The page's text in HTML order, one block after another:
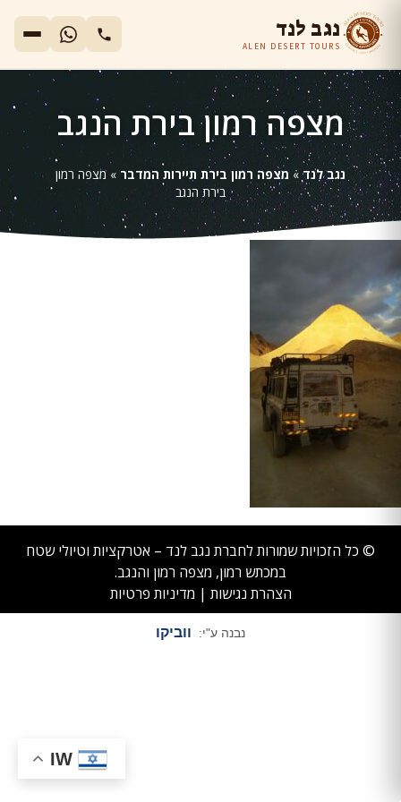
נגב לנד
ALEN DESERT TOURS
מצפה רמון בירת הנגב
נגב לנד» מצפה רמון בירת תיירות המדבר » מצפה רמון
בירת הנגב
© כל הזכויות שמורות לחברת נגב לנד – אטרקציות וטיולי שטח
במכתש רמון, מצפה רמון והנגב.
הצהרת נגישות | מדיניות פרטיות
נבנה ע"י: ווביקו
IW